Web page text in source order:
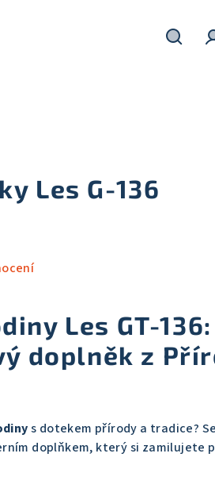
Les G-136
Les GT-136:
doplněk z
s dotekem přírody a tradice?
doplňkem, který si zamilujete